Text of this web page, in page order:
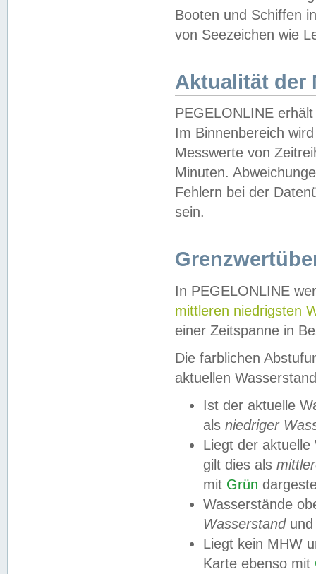
Booten und Schiffen
von Seezeichen wie
Aktualität der
PEGELONLINE
Im Binnenbereich
Messwerte von
Minuten.
Fehlern bei der
sein.
In PEGELONLINE
mittleren niedrigsten
einer Zeitspanne in
Die farblichen
aktuellen
Ist der aktuelle
als niedriger
Liegt der
gilt dies als
mit Grün
Wasserstände
Wasserstandund
Liegt kein MHW
Karte ebenso mit